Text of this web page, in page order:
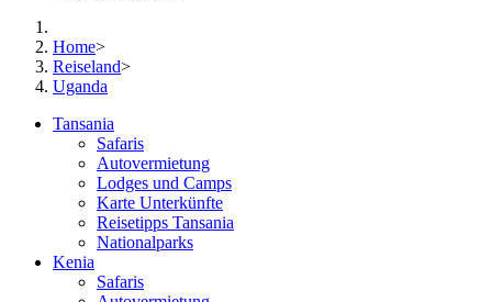
Home>
Reiseland>
Uganda
Tansania
Safaris
Autovermietung
Lodges und Camps
Karte Unterkünfte
Reisetipps Tansania
Nationalparks
Kenia
Safaris